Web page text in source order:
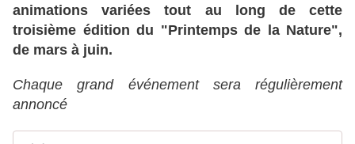
animations variées tout au long de cette
troisième édition du "Printemps de la Nature",
de mars à juin.
Chaque grand événement sera régulièrement
annoncé